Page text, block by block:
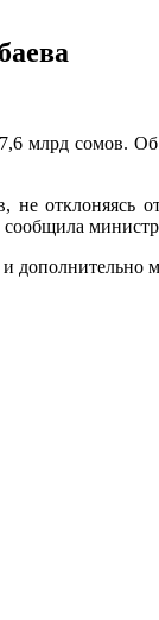
млрд сомов.
не отклоняясь
сообщила
дополнительно